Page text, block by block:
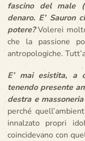
fascino del male
denaro. E’ Sauron
potere?Volerei
che la passione
antropologiche.
E’ mai esistita, a
tenendo presente
destra e
perché
innalzato propri
coincidevano con